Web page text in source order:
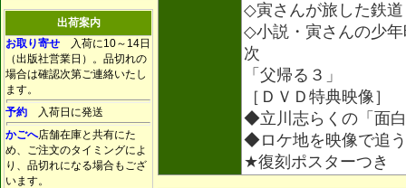
出荷案内
お取り寄せ 入荷に10～14日
（出版社営業日）。品切れの
場合は確認次第ご連絡いたし
ます。
予約 入荷日に発送
かごへ店舗在庫と共有にた
め、ご注文のタイミングによ
り、品切れになる場合もござ
います。
◇寅さんが旅した鉄
◇小説・寅さんの少
次
「父帰る３」
［ＤＶＤ特典映像］
◆立川志らくの「面
◆ロケ地を映像で追
★復刻ポスターつき